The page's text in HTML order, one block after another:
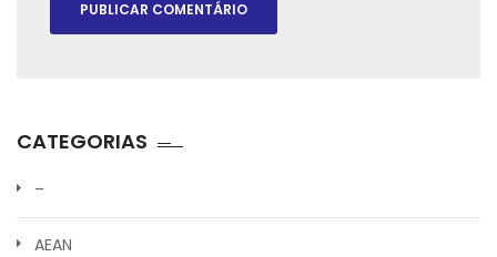
CATEGORIAS
–
AEAN